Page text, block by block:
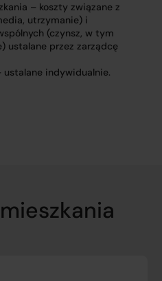
– koszty związane z
utrzymanie) i
(czynsz, w tym
ustalane przez zarządcę
indywidualnie.